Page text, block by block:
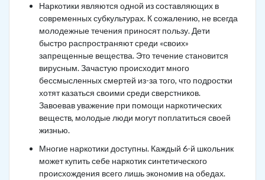
Наркотики являются одной из составляющих в
современных субкультурах. К сожалению, не всегда
молодежные течения приносят пользу. Дети
быстро распространяют среди «своих»
запрещенные вещества. Это течение становится
вирусным. Зачастую происходит много
бессмысленных смертей из-за того, что подростки
хотят казаться своими среди сверстников.
Завоевав уважение при помощи наркотических
веществ, молодые люди могут поплатиться своей
жизнью.
Многие наркотики доступны. Каждый 6-й школьник
может купить себе наркотик синтетического
происхождения всего лишь экономив на обедах.